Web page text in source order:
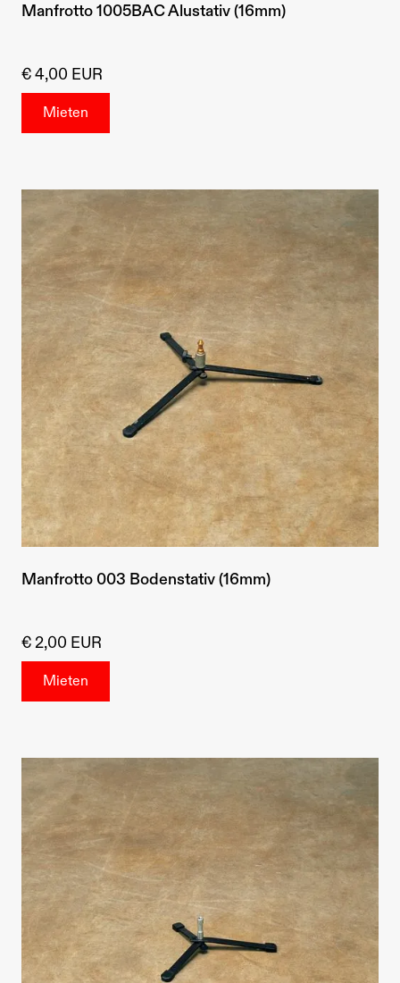
Manfrotto 1005BAC Alustativ (16mm)
€ 4,00 EUR
Manfrotto 003 Bodenstativ (16mm)
€ 2,00 EUR